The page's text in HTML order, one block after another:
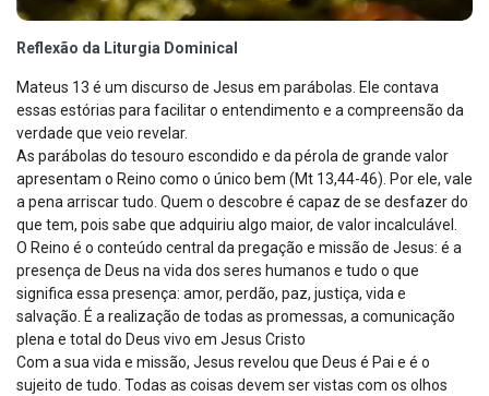
Reflexão da Liturgia Dominical
Mateus 13 é um discurso de Jesus em parábolas. Ele contava
essas estórias para facilitar o entendimento e a compreensão da
verdade que veio revelar.
As parábolas do tesouro escondido e da pérola de grande valor
apresentam o Reino como o único bem (Mt 13,44-46). Por ele, vale
a pena arriscar tudo. Quem o descobre é capaz de se desfazer do
que tem, pois sabe que adquiriu algo maior, de valor incalculável.
O Reino é o conteúdo central da pregação e missão de Jesus: é a
presença de Deus na vida dos seres humanos e tudo o que
significa essa presença: amor, perdão, paz, justiça, vida e
salvação. É a realização de todas as promessas, a comunicação
plena e total do Deus vivo em Jesus Cristo
Com a sua vida e missão, Jesus revelou que Deus é Pai e é o
sujeito de tudo. Todas as coisas devem ser vistas com os olhos